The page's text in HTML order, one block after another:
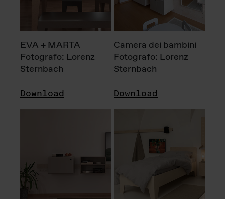
EVA + MARTA
Fotografo: Lorenz
Sternbach
Download
Camera dei bambini
Fotografo: Lorenz
Sternbach
Download